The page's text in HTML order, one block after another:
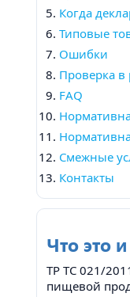
Когда
Типовые
Ошибки
Проверка в
FAQ
Смежные
Контакты
Что это
ТР ТС 021/
пищевой